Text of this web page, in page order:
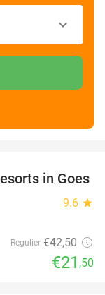
49%
in Goes
9.6 star
Regulier €42,50
€21 ,50